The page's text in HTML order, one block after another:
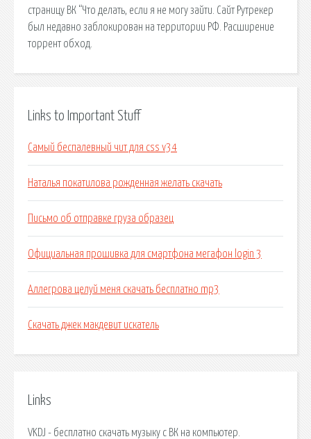
страницу ВК “Что делать, если я не могу зайти. Сайт Рутрекер
был недавно заблокирован на территории РФ. Расширение
торрент обход.
Links to Important Stuff
Самый беспалевный чит для css v34
Наталья покатилова рожденная желать скачать
Письмо об отправке груза образец
Официальная прошивка для смартфона мегафон login 3
Аллегрова целуй меня скачать бесплатно mp3
Скачать джек макдевит искатель
Links
VKDJ - бесплатно скачать музыку с ВК на компьютер.